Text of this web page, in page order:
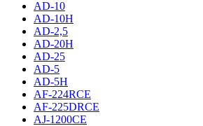
AD-10
AD-10H
AD-2,5
AD-20H
AD-25
AD-5
AD-5H
AF-224RCE
AF-225DRCE
AJ-1200CE